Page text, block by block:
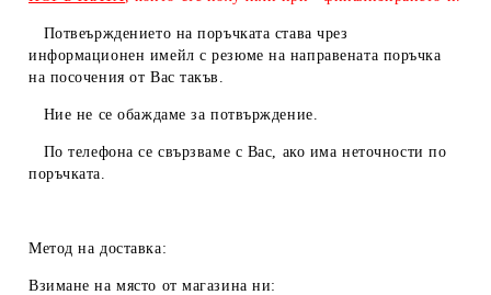
Потвеърждението на поръчката става чрез
информационен имейл с резюме на направената поръчка
на посочения от Вас такъв.
Ние не се обаждаме за потвърждение.
По телефона се свързваме с Вас, ако има неточности по
поръчката.
Метод на доставка:
Взимане на място от магазина ни: